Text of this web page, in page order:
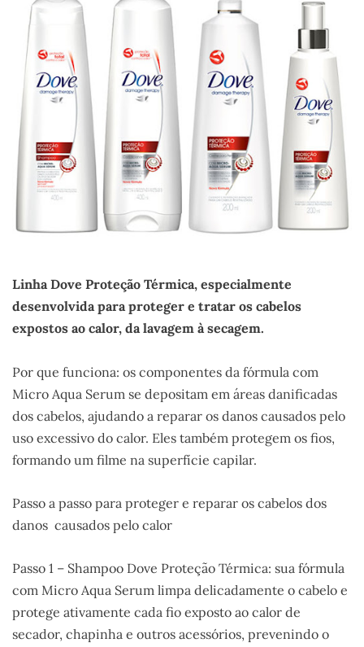
Linha Dove Proteção Térmica, especialmente
desenvolvida para proteger e tratar os cabelos
expostos ao calor, da lavagem à secagem.
Por que funciona: os componentes da fórmula com
Micro Aqua Serum se depositam em áreas danificadas
dos cabelos, ajudando a reparar os danos causados pelo
uso excessivo do calor. Eles também protegem os fios,
formando um filme na superfície capilar.
Passo a passo para proteger e reparar os cabelos dos
danos causados pelo calor
Passo 1 – Shampoo Dove Proteção Térmica: sua fórmula
com Micro Aqua Serum limpa delicadamente o cabelo e
protege ativamente cada fio exposto ao calor de
secador, chapinha e outros acessórios, prevenindo o